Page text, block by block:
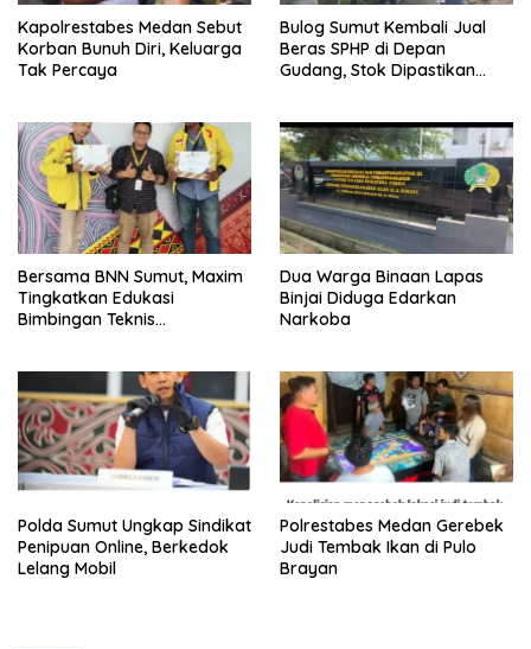
Kapolrestabes Medan Sebut
Korban Bunuh Diri, Keluarga
Tak Percaya
Bulog Sumut Kembali Jual
Beras SPHP di Depan
Gudang, Stok Dipastikan
Bersama BNN Sumut, Maxim
Tingkatkan Edukasi
Bimbingan Teknis
Dua Warga Binaan Lapas
Binjai Diduga Edarkan
Narkoba
Polda Sumut Ungkap Sindikat
Penipuan Online, Berkedok
Lelang Mobil
Polrestabes Medan Gerebek
Judi Tembak Ikan di Pulo
Brayan